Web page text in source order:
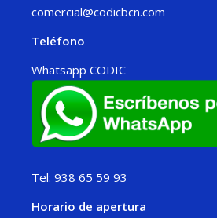
comercial@codicbcn.com
Teléfono
Whatsapp CODIC
Tel: 938 65 59 93
Horario de apertura